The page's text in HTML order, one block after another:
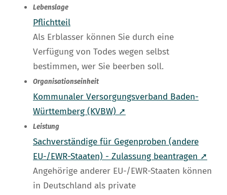
Lebenslage
Pflichtteil
Als Erblasser können Sie durch eine
Verfügung von Todes wegen selbst
bestimmen, wer Sie beerben soll.
Organisationseinheit
Kommunaler Versorgungsverband Baden-
Württemberg (KVBW) ➚
Leistung
Sachverständige für Gegenproben (andere
EU-/EWR-Staaten) - Zulassung beantragen ➚
Angehörige anderer EU-/EWR-Staaten können
in Deutschland als private